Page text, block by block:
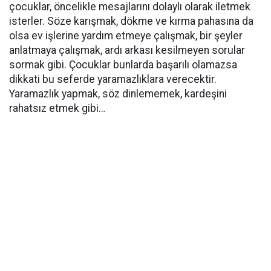
çocuklar, öncelikle mesajlarını dolaylı olarak iletmek
isterler. Söze karışmak, dökme ve kırma pahasına da
olsa ev işlerine yardım etmeye çalışmak, bir şeyler
anlatmaya çalışmak, ardı arkası kesilmeyen sorular
sormak gibi. Çocuklar bunlarda başarılı olamazsa
dikkati bu seferde yaramazlıklara verecektir.
Yaramazlık yapmak, söz dinlememek, kardeşini
rahatsız etmek gibi…